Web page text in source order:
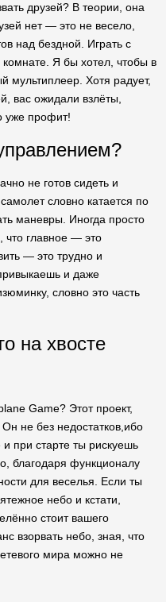
друзей? В теории, она
нет — это не весело,
над бездной. Играть с
комнате. Я бы хотел, чтобы в
мультиплеер. Хотя радует,
вас ожидали взлёты,
уже профит!
не готов сидеть и
словно катается по
маневры. Иногда просто
что главное — это
— это трудно и
и даже
словно это часть
на хвосте
Game? Этот проект,
не без недостатков,ибо
при старте ты рискуешь
благодаря функционалу
для веселья. Если ты
небо и кстати,
стоит вашего
взорвать небо, зная, что
мира можно не